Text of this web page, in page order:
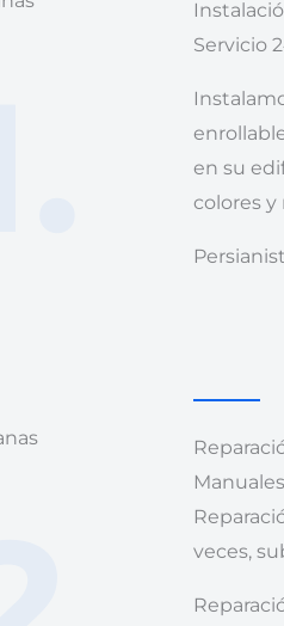
Servicio
en su
colores y
veces,